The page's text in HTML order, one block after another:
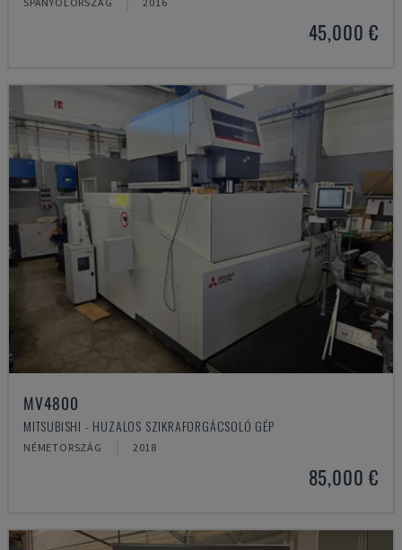
45,000 €
MV4800
MITSUBISHI - HUZALOS SZIKRAFORGÁCSOLÓ GÉP
NÉMETORSZÁG 2018
85,000 €